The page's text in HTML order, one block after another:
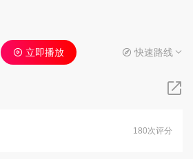
立即播放 快速路线
180次评分